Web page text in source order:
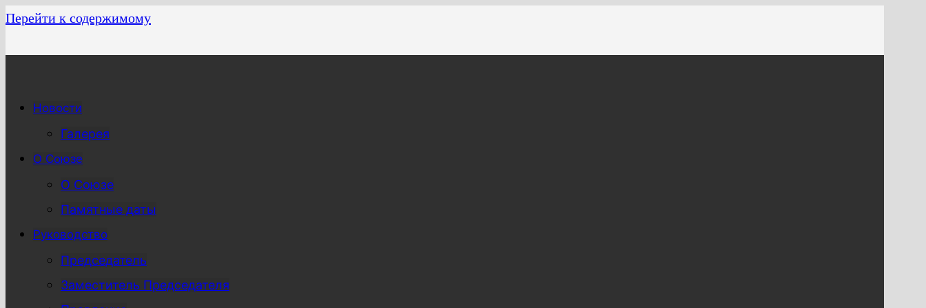
Перейти к содержимому
Новости
Галерея
О Союзе
О Союзе
Памятные даты
Руководство
Председатель
Заместитель Председателя